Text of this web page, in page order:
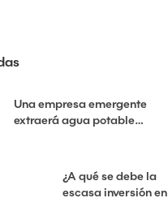
Una empresa emergente
extraerá agua potable
¿A qué se debe la
escasa inversión en